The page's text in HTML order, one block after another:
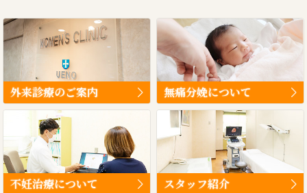
外来診療のご案内 無痛分娩について
不妊治療について スタッフ紹介